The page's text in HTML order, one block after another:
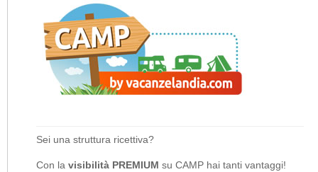
Sei una struttura ricettiva?
Con la visibilità PREMIUM su CAMP hai tanti vantaggi!